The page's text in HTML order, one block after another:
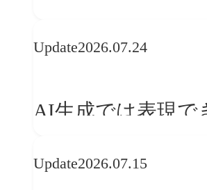
レンドに見る「人
Update2026.07.24
AI生成では表現で
望
Update2026.07.15